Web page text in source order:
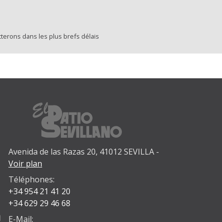
dans les plus brefs délais
Avenida de las Razas 20, 41012 SEVILLA -
Voir plan
Téléphones:
+34 954 21 41 20
+34 629 29 46 68
E-Mail: